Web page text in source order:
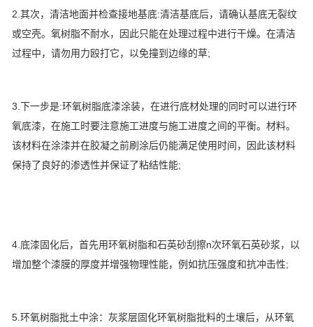
2.其次，清洁地面并检查接地基底:清洁基底后，请确认基底无裂纹
或空壳。氧树脂不耐水，因此只能在处理过程中进行干燥。在清洁
过程中，请勿用力殴打它，以免撞到边缘的草;
3.下一步是:环氧树脂底漆涂装，在进行底材处理的同时可以进行环
氧底漆，在施工时要注意施工进度与施工进度之间的平衡。材料。
该材料在涂漆并在胶凝之前刷涂后仍能满足使用时间，因此该材料
保持了良好的渗透性并保证了粘结性能;
4.底漆固化后，首先用环氧树脂和石英砂刮擦n次环氧石英砂浆，以
增加整个漆膜的厚度并增强物理性能，例如抗压强度和抗冲击性;
5.环氧树脂批土中涂：灰浆层固化环氧树脂批料的土壤后，从环氧